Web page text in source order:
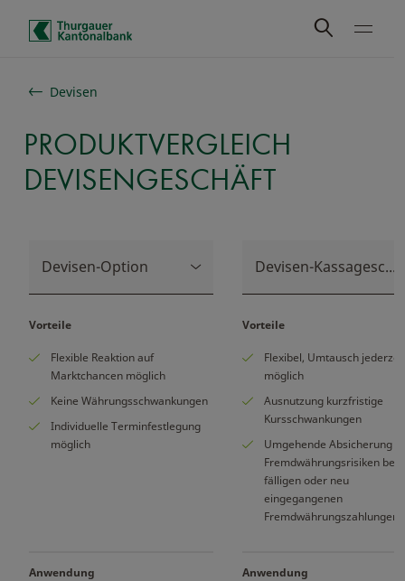
Schnelle Navigation
Devisen
PRODUKTVERGLEICH
DEVISENGESCHÄFT
Devisen-Option Devisen-Kassageschäft
Vorteile
Flexible Reaktion auf
Marktchancen möglich
Keine Währungsschwankungen
Individuelle Terminfestlegung
möglich
Vorteile
Flexibel, Umtausch jederzeit
möglich
Ausnutzung kurzfristige
Kursschwankungen
Umgehende Absicherung
Fremdwährungsrisiken bei
fälligen oder neu
eingegangenen
Fremdwährungszahlungen
Anwendung Anwendung